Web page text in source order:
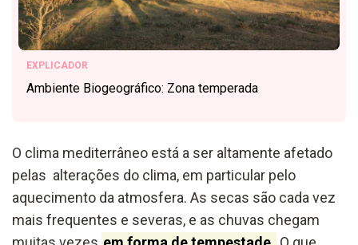
EXPLICADOR
Ambiente Biogeográfico: Zona temperada
O clima mediterrâneo está a ser altamente afetado
pelas alterações do clima, em particular pelo
aquecimento da atmosfera. As secas são cada vez
mais frequentes e severas, e as chuvas chegam